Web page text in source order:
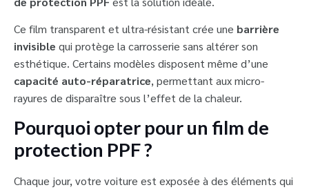
Ce film transparent et ultra-résistant crée une barrière
invisible qui protège la carrosserie sans altérer son
esthétique. Certains modèles disposent même d’une
capacité auto-réparatrice, permettant aux micro-
rayures de disparaître sous l’effet de la chaleur.
Pourquoi opter pour un film de
protection PPF ?
Chaque jour, votre voiture est exposée à des éléments qui